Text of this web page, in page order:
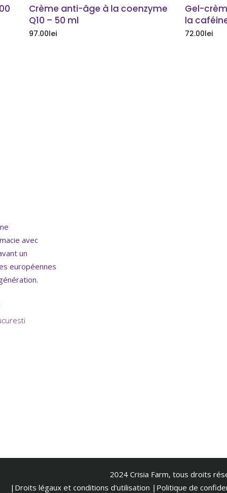
Crème anti-âge à la coenzyme
Q10 – 50 ml
97.00lei
Gel-
la
72.00lei
avec
un
européennes
2024 Crisia Farm, tous droits
|Droits légaux et conditions d'utilisation | Politique de